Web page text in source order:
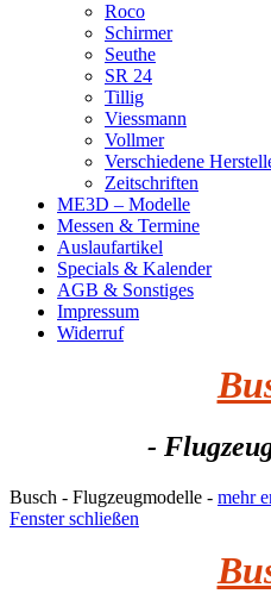
Roco
Schirmer
Seuthe
SR 24
Tillig
Viessmann
Vollmer
Verschiedene
Zeitschriften
ME3D – Modelle
Messen & Termine
Auslaufartikel
Specials & Kalender
AGB & Sonstiges
Impressum
Widerruf
-
Busch - Flugzeugmodelle - mehr
Fenster schließen